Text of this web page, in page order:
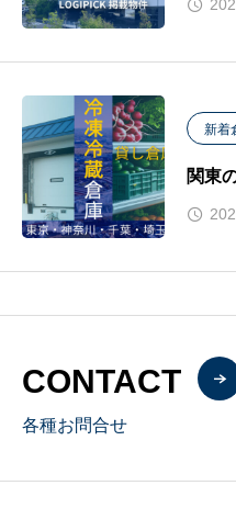
新着
関東
CONTACT
各種お問合せ